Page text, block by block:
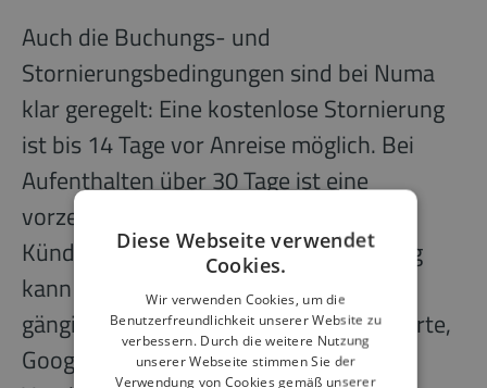
Auch die Buchungs- und
Stornierungsbedingungen sind bei Numa
klar geregelt: Eine kostenlose Stornierung
ist bis 14 Tage vor Anreise möglich. Bei
Aufenthalten über 30 Tage ist eine
vorzeitige Abreise mit 14 Tagen
Kündigungsfrist möglich. Die Bezahlung
kann bequem und flexibel mit allen
gängigen Zahlungsmitteln wie Kreditkarte,
Google Pay, Apple Pay oder per
Diese Webseite verwendet
Cookies.
Wir verwenden Cookies, um die
Benutzerfreundlichkeit unserer Website zu
verbessern. Durch die weitere Nutzung
unserer Webseite stimmen Sie der
Verwendung von Cookies gemäß unserer